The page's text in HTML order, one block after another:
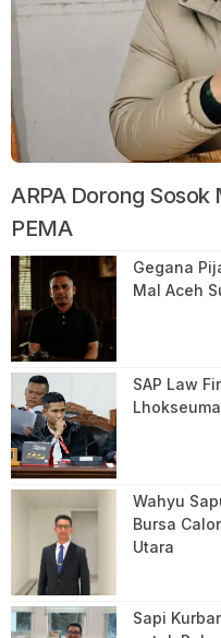
ARPA Dorong
PEMA
Gegana
Mal Aceh
SAP Law
Wahyu
Bursa
Utara
Sapi